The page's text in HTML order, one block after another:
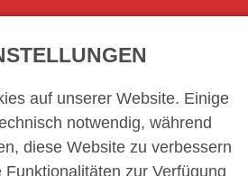
DETAILSEITE
auf unserer Website. Einige
notwendig, während
diese Website zu verbessern
zur Verfügung